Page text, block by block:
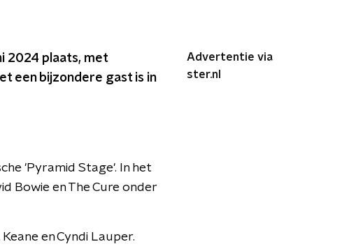
2024 plaats, met
een bijzondere gast is in
'Pyramid Stage'. In het
Bowie en The Cure onder
en Cyndi Lauper.
Advertentie via
ster.nl